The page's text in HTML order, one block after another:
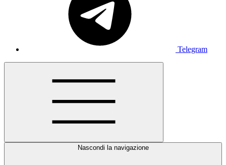
Telegram
Nascondi la navigazione